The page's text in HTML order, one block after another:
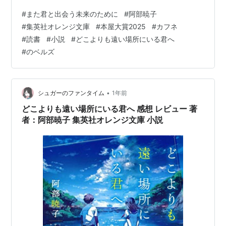
大賞受賞作「カフネ」の作者さんが過去に書いた作品と
いうことで手に取りました。 また「どこよりも遠い場所
にいる君へ」のシリーズでもあります。 めちゃくちゃ良
かったです! この記事では本作の内容紹介や感想、レビュ
ーを書いていきます。 いつも通り個人的な評価です。 肝
心…
#また君と出会う未来のために #阿部暁子
#集英社オレンジ文庫 #本屋大賞2025 #カフネ
#読書 #小説 #どこよりも遠い場所にいる君へ
#のベルズ
シュガーのファンタイム • 1年前
どこよりも遠い場所にいる君へ 感想 レビュー 著
者：阿部暁子 集英社オレンジ文庫 小説